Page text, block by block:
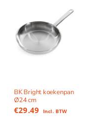
BK Bright koekenpan
Ø24 cm
€29.49 Incl. BTW